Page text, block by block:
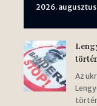
2026.
Az